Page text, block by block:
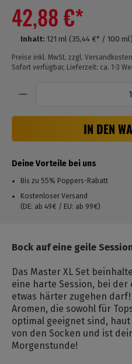
42,88 €*
Inhalt: 121 ml (35,44 €* / 100 ml)
Preise inkl. MwSt. zzgl. Versandkosten
Sofort verfügbar, Lieferzeit: ca. 1-3
IN DEN
Deine Vorteile bei uns
Bis zu 55% Poppers-Rabatt
Kostenloser Versand
(DE: ab 49€ / EU: ab 99€)
Bock auf eine geile
Das Master XL Set
eine harte Session, bei der
etwas härter zugehen
Aromen, die sowohl für
optimal geeignet sind,
von den Socken und ist
Morgenstunde!